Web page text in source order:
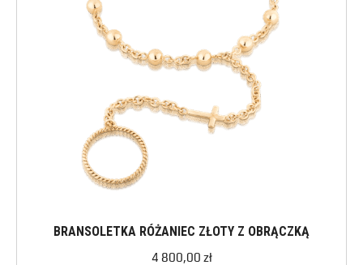
BRANSOLETKA RÓŻANIEC ZŁOTY Z OBRĄCZKĄ
4 800,00 zł